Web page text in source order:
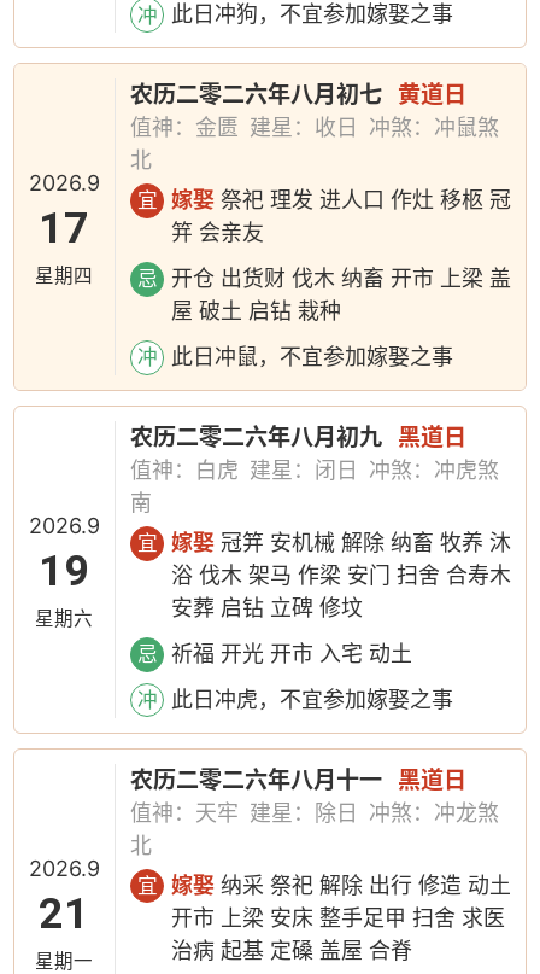
冲 此日冲狗，不宜参加嫁娶之事
2026.9
17
星期四
农历二零二六年八月初七 黄道日
值神：金匮 建星：收日
冲煞：冲鼠煞
北
宜 嫁娶 祭祀 理发 进人口 作灶 移柩 冠
笄 会亲友
忌
开仓 出货财 伐木 纳畜 开市 上梁 盖
屋 破土 启钻 栽种
冲 此日冲鼠，不宜参加嫁娶之事
2026.9
19
星期六
农历二零二六年八月初九 黑道日
值神：白虎 建星：闭日
冲煞：冲虎煞
南
宜 嫁娶 冠笄 安机械 解除 纳畜 牧养 沐
浴 伐木 架马 作梁 安门 扫舍 合寿木
安葬 启钻 立碑 修坟
忌 祈福 开光 开市 入宅 动土
冲 此日冲虎，不宜参加嫁娶之事
2026.9
21
星期一
农历二零二六年八月十一 黑道日
值神：天牢 建星：除日
冲煞：冲龙煞
北
宜 嫁娶 纳采 祭祀 解除 出行 修造 动土
开市 上梁 安床 整手足甲 扫舍 求医
治病 起基 定磉 盖屋 合脊